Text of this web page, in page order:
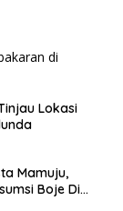
Lokasi
Mamuju,
Boje Di